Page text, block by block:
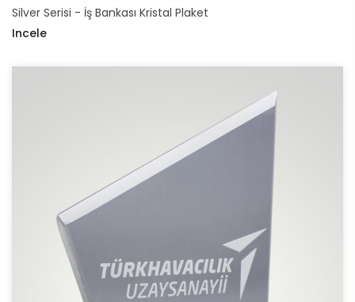
Silver Serisi - İş Bankası Kristal Plaket
Incele